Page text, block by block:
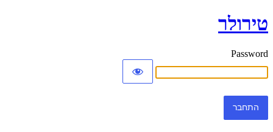
טירולר
Password